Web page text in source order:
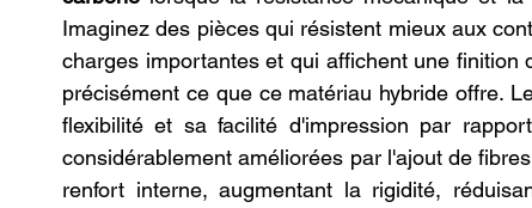
Imaginez des pièces qui résistent mieux aux
charges importantes et qui affichent une finition
précisément ce que ce matériau hybride offre.
flexibilité et sa facilité d'impression par
considérablement améliorées par l'ajout de
renfort interne, augmentant la rigidité,